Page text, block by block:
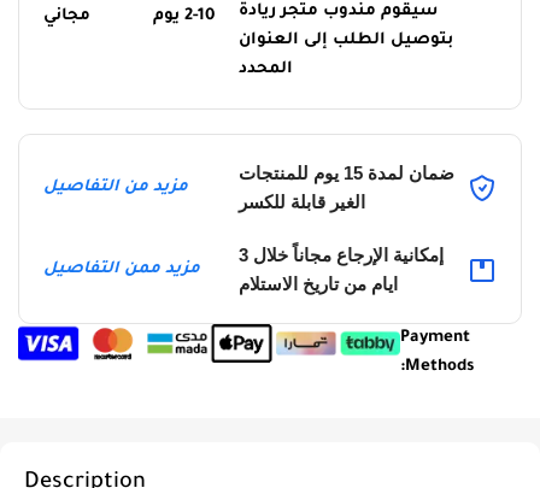
سيقوم مندوب متجر ريادة
بتوصيل الطلب إلى العنوان
المحدد
2-10 يوم مجاني
ضمان لمدة 15 يوم للمنتجات
الغير قابلة للكسر
مزيد من التفاصيل
إمكانية الإرجاع مجاناً خلال 3
ايام من تاريخ الاستلام
مزيد ممن التفاصيل
Payment
Methods:
Description